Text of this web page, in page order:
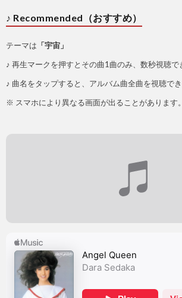
♪ Recommended（おすすめ）
テーマは 「宇宙」
♪ 再生マークを押すとその曲1曲のみ、数秒視聴で
♪ 曲名をタップすると、アルバム曲全曲を視聴でき
※ スマホにより異なる画面が出ることがあります